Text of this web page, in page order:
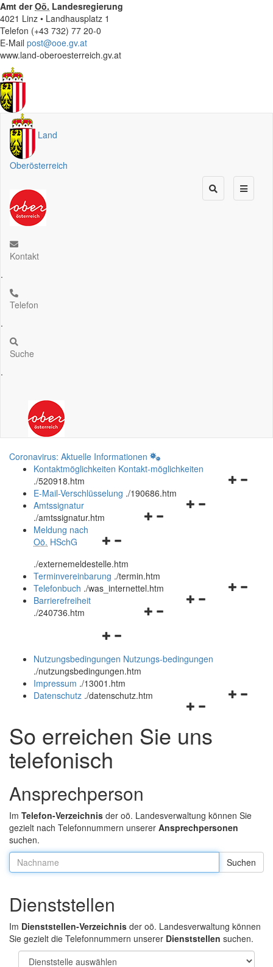
Amt derOö. Landesregierung
4021 Linz • Landhausplatz 1
Telefon (+43 732) 77 20-0
E-Mail post@ooe.gv.at
www.land-oberoesterreich.gv.at
Land
Oberösterreich
Kontakt
.
Telefon
.
Suche
.
Coronavirus: Aktuelle Informationen
Kontaktmöglichkeiten Kontakt-möglichkeiten
./520918.htm
Navigationsmenü
E-Mail-Verschlüsselung ./190686.htm
Navigationsmenü
Amtssignatur
./amtssignatur.htm
Navigationsmenü
und
schließen
Meldung nach
Oö. HSchG
./externemeldestelle.htm
Terminvereinbarung ./termin.htm
Navigationsmenü
Telefonbuch ./was_internettel.htm
Navigationsmenü
Barrierefreiheit
./240736.htm
Navigationsmenü
und
schließen
Nutzungsbedingungen Nutzungs-bedingungen
./nutzungsbedingungen.htm
Impressum ./13001.htm
Navigationsmenü
und
schließen
Datenschutz ./datenschutz.htm
So erreichen Sie uns
telefonisch
Ansprechperson
Im Telefon-Verzeichnis der oö. Landesverwaltung können Sie
gezielt nach Telefonnummern unserer Ansprechpersonen
suchen.
Nachname:
Dienststellen
Im Dienststellen-Verzeichnis der oö. Landesverwaltung können
Sie gezielt die Telefonnummern unserer Dienststellen suchen.